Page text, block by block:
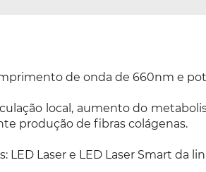
de onda de 660nm e
local, aumento do
produção de fibras colágenas.
Laser e LED Laser Smart da